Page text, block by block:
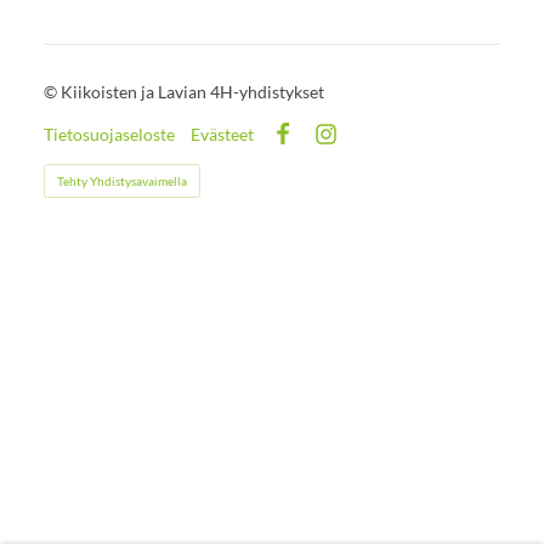
© Kiikoisten ja Lavian 4H-yhdistykset
Tietosuojaseloste
Evästeet
Tehty Yhdistysavaimella